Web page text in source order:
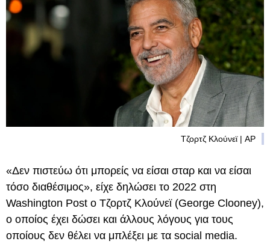
Τζορτζ Κλούνεϊ | AP
«Δεν πιστεύω ότι μπορείς να είσαι σταρ και να είσαι
τόσο διαθέσιμος», είχε δηλώσει το 2022 στη
Washington Post ο Τζορτζ Κλούνεϊ (George Clooney),
ο οποίος έχει δώσει και άλλους λόγους για τους
οποίους δεν θέλει να μπλέξει με τα social media.